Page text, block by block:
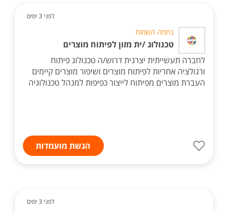
לפני 3 ימים
נחמה השמות
טכנולוג /ית מזון לפיתוח מוצרים
לחברה תעשייתית יצרנית דרוש/ה טכנולוג פיתוח
ורגולציה אחריות לפיתוח מוצרים ושיפור מוצרים קיימים
העברת מוצרים מפיתוח לייצור כפיפות למנהל טכנולוגיה
הגשת מועמדות
לפני 3 ימים